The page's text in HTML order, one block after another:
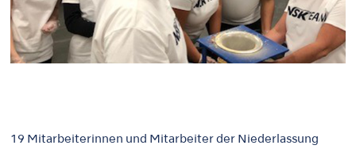
19 Mitarbeiterinnen und Mitarbeiter der Niederlassung